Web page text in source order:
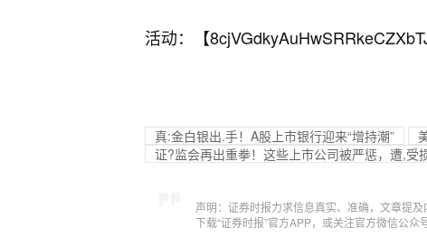
活动：【
真:金白银出.手！A股上市银行迎来“增持潮”
证?监会再出重拳！这些上市公司被严惩，遭,受
声明：证券时报力求信息真实、准确，文章提
下载“证券时报”官方APP，或关注官方微信公